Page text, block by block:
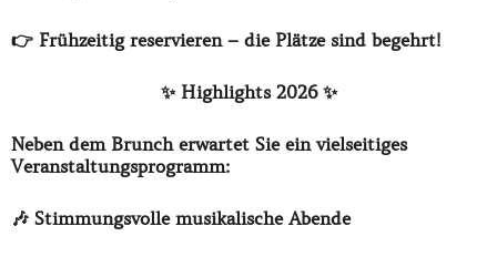
👉 Frühzeitig reservieren – die Plätze sind begehrt!
✨ Highlights 2026 ✨
Neben dem Brunch erwartet Sie ein vielseitiges
Veranstaltungsprogramm:
🎶 Stimmungsvolle musikalische Abende